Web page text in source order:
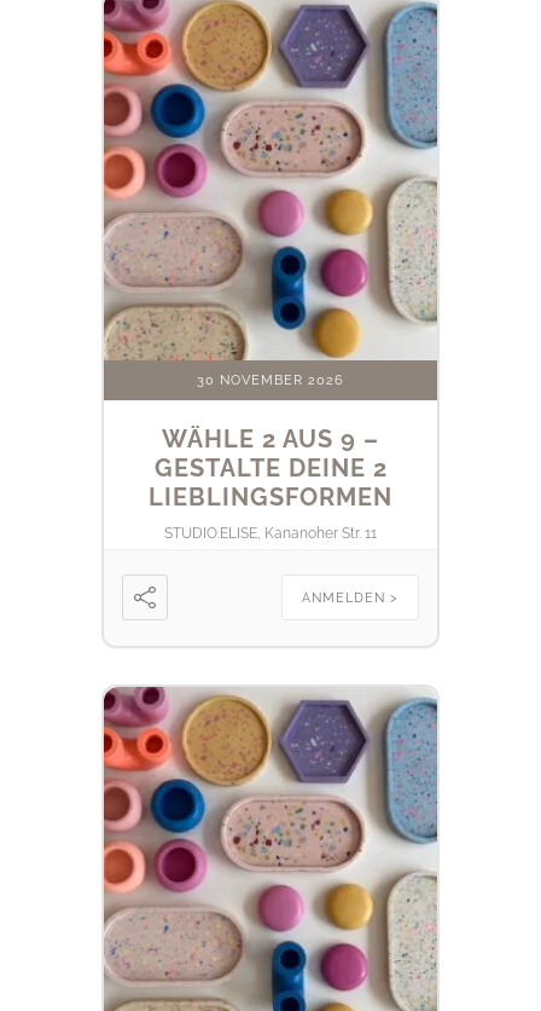
30 NOVEMBER 2026
WÄHLE 2 AUS 9 –
GESTALTE DEINE 2
LIEBLINGSFORMEN
STUDIO.ELISE, Kananoher Str. 11
ANMELDEN >